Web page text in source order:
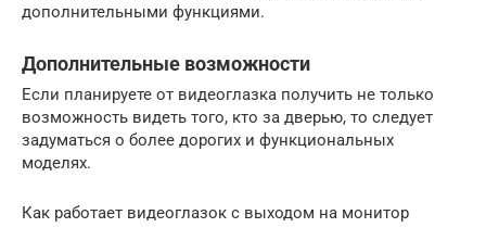
дополнительными функциями.
Дополнительные возможности
Если планируете от видеоглазка получить не только
возможность видеть того, кто за дверью, то следует
задуматься о более дорогих и функциональных
моделях.
Как работает видеоглазок с выходом на монитор